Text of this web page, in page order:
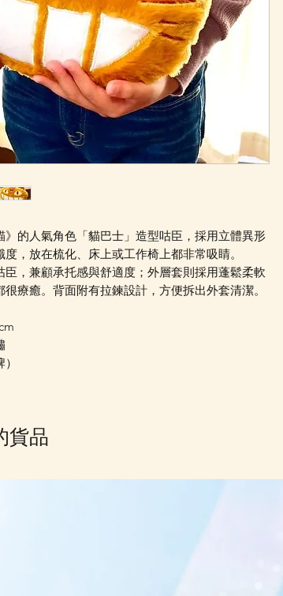
》的人氣角色「貓巴士」造型咕臣，採用立體異形
，放在梳化、床上或工作椅上都非常吸睛。
臣，兼顧承托感與舒適度；外層套則採用蓬鬆柔軟
療癒。背面附有拉鍊設計，方便拆出外套清潔。
貨品